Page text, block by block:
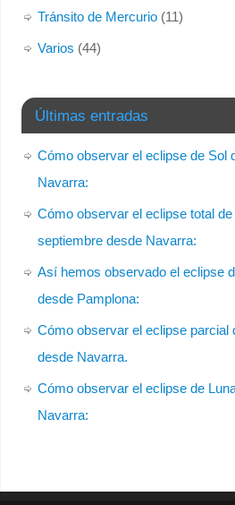
Tránsito de Mercurio(11)
Varios (44)
Últimas entradas
Cómo observar el eclipse de Sol
Navarra:
Cómo observar el eclipse total de
septiembre desde Navarra:
Así hemos observado el eclipse
desde Pamplona:
Cómo observar el eclipse parcial
desde Navarra.
Cómo observar el eclipse de
Navarra: